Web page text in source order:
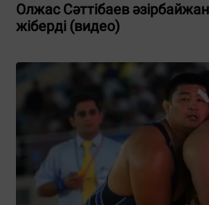
Олжас Сәттібаев
жіберді (видео)